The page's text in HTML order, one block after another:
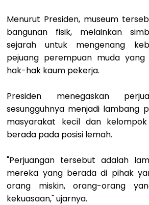
Menurut Presiden, museum
bangunan fisik, melainkan
sejarah untuk mengenang
pejuang perempuan muda yang
hak-hak kaum pekerja.
Presiden menegaskan
sesungguhnya menjadi lambang
masyarakat kecil dan
berada pada posisi lemah.
"Perjuangan tersebut adalah
mereka yang berada di pihak
orang miskin, orang-orang
kekuasaan," ujarnya.